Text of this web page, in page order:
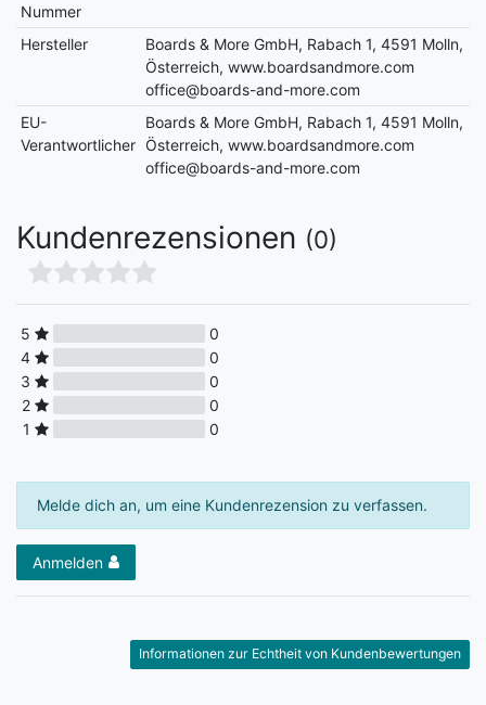
Nummer
Hersteller
Boards & More GmbH, Rabach 1, 4591 Molln,
Österreich, www.boardsandmore.com
office@boards-and-more.com
EU-
Verantwortlicher
Boards & More GmbH, Rabach 1, 4591 Molln,
Österreich, www.boardsandmore.com
office@boards-and-more.com
Kundenrezensionen (0)
5
0
4
0
3
0
2
0
1
0
Melde dich an, um eine Kundenrezension zu verfassen.
Anmelden
Informationen zur Echtheit von Kundenbewertungen